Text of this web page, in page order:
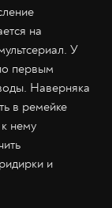
на
У
первым
Наверняка
в ремейке
нему
и